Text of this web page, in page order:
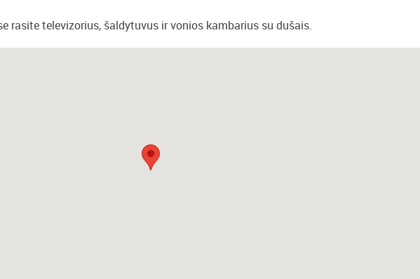
rasite televizorius, šaldytuvus ir vonios kambarius su dušais.